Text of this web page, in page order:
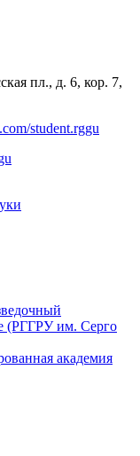
пл., д. 6, кор. 7,
student.rggu
(РГГРУ им. Серго
академия